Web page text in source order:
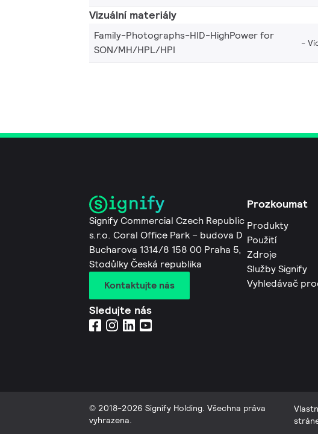
Vizuální materiály
Family-Photographs-HID-HighPower for
SON/MH/HPL/HPI
Signify Commercial Czech Republic
s.r.o. Coral Office Park – budova D
Bucharova 1314/8 158 00 Praha 5,
Stodůlky Česká republika
Kontaktujte nás
Sledujte nás
Prozkoumat
Produkty
Použití
Zdroje
Služby Signify
Vyhledávač
© 2018-2026 Signify Holding. Všechna práva
vyhrazena.